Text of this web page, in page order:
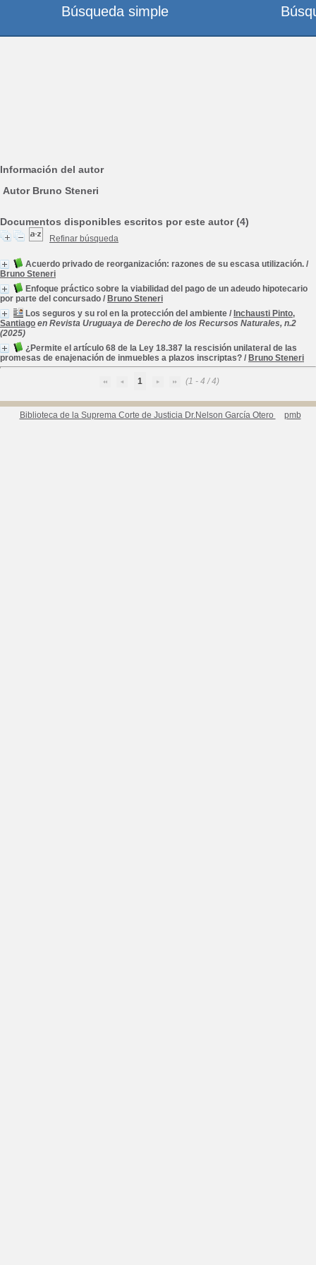
Información del autor
Autor Bruno Steneri
Documentos disponibles escritos por este autor (4)
Refinar búsqueda
Acuerdo privado de reorganización: razones de su escasa utilización. /
Bruno Steneri
Enfoque práctico sobre la viabilidad del pago de un adeudo hipotecario
por parte del concursado / Bruno Steneri
Los seguros y su rol en la protección del ambiente / Inchausti Pinto,
Santiago en Revista Uruguaya de Derecho de los Recursos Naturales, n.2
(2025)
¿Permite el artículo 68 de la Ley 18.387 la rescisión unilateral de las
promesas de enajenación de inmuebles a plazos inscriptas? / Bruno Steneri
1 (1 - 4 / 4)
Biblioteca de la Suprema Corte de Justicia Dr.Nelson García Otero pmb
Búsqueda simple